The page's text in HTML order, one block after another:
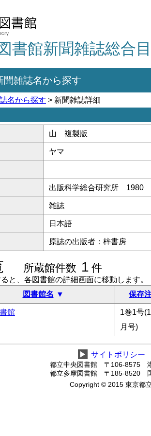
書館新聞雑誌総合
聞雑誌名から探す
名から探す > 新聞雑誌詳細
山 複製版
ヤマ
出版科学総合研究所 1980
雑誌
日本語
原誌の出版者：梓書房
所蔵館件数 1 件
と、各図書館の詳細画面に移動します。
図書館名 保存
館
1巻1号
月号)
▶ サイトポリシー
都立中央図書館 〒106-8575
都立多摩図書館 〒185-8520
Copyright © 2015 東京都